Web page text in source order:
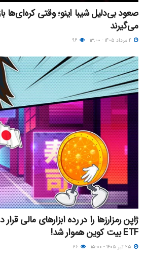
صعود بی‌دلیل شیبا اینو؛ وقتی کره‌ای‌ها
می‌گیرند
ژاپن رمزارزها را در رده ابزارهای مالی
ETF بیت کوین هموار شد!